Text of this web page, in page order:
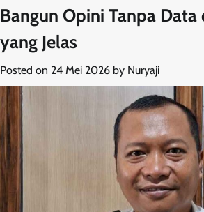
Bangun Opini Tanpa Data
yang Jelas
Posted on 24 Mei 2026 by Nuryaji